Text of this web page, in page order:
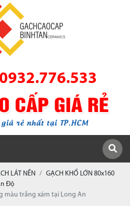
LÁT NỀN
GẠCH KHỔ LỚN 80x160
Độ
màu trắng xám tại Long An